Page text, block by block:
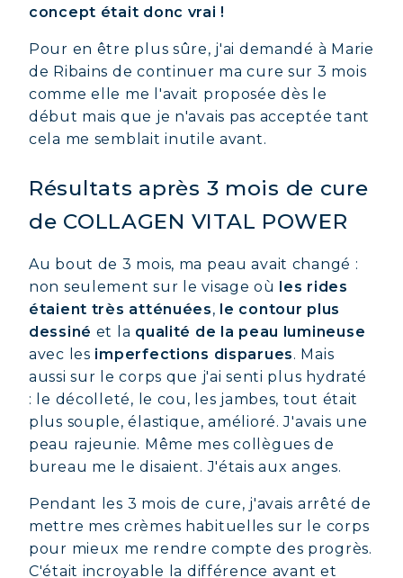
concept était donc vrai !
Pour en être plus sûre, j'ai demandé à Marie
de Ribains de continuer ma cure sur 3 mois
comme elle me l'avait proposée dès le
début mais que je n'avais pas acceptée tant
cela me semblait inutile avant.
Résultats après 3 mois de cure
de COLLAGEN VITAL POWER
Au bout de 3 mois, ma peau avait changé :
non seulement sur le visage où les rides
étaient très atténuées, le contour plus
dessiné et la qualité de la peau lumineuse
avec les imperfections disparues. Mais
aussi sur le corps que j'ai senti plus hydraté
: le décolleté, le cou, les jambes, tout était
plus souple, élastique, amélioré. J'avais une
peau rajeunie. Même mes collègues de
bureau me le disaient. J'étais aux anges.
Pendant les 3 mois de cure, j'avais arrêté de
mettre mes crèmes habituelles sur le corps
pour mieux me rendre compte des progrès.
C'était incroyable la différence avant et